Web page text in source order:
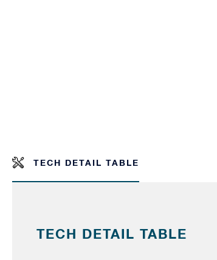
TECH DETAIL TABLE
TECH DETAIL TABLE